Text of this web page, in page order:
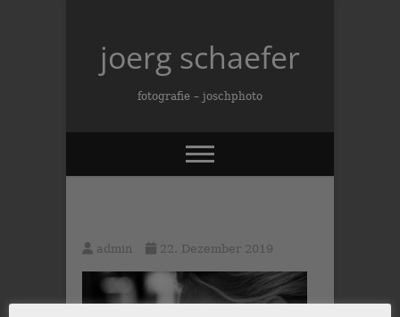
contentjoerg schaefer
fotografie – joschphoto
admin 22. Dezember 2019